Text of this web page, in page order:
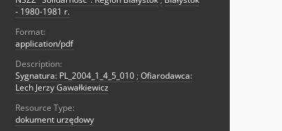
- 1980-1981 r.
Format:
application/pdf
Description:
Sygnatura: PL_2004_1_4_5_010 ; Ofiarodawca:
Lech Jerzy Gawałkiewicz
Resource Type:
dokument urzędowy